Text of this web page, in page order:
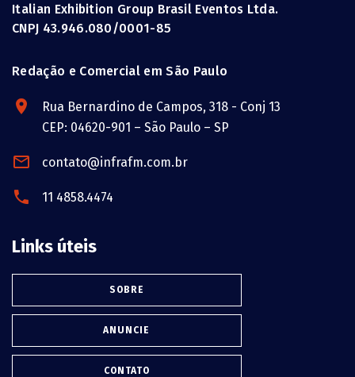
Italian Exhibition Group Brasil Eventos Ltda.
CNPJ 43.946.080/0001-85
Redação e Comercial em São Paulo
Rua Bernardino de Campos, 318 - Conj 13
CEP: 04620-901 – São Paulo – SP
contato@infrafm.com.br
11 4858.4474
Links úteis
SOBRE
ANUNCIE
CONTATO